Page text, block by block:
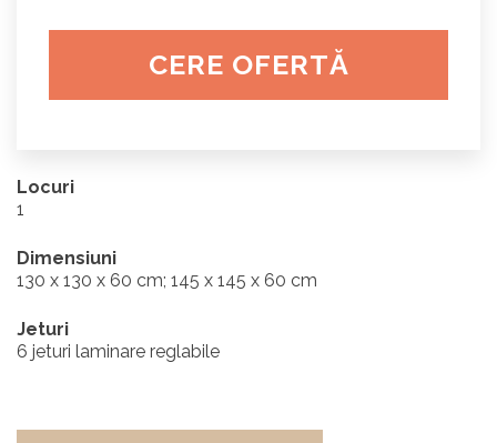
CERE OFERTĂ
Locuri
1
Dimensiuni
130 x 130 x 60 cm; 145 x 145 x 60 cm
Jeturi
6 jeturi laminare reglabile